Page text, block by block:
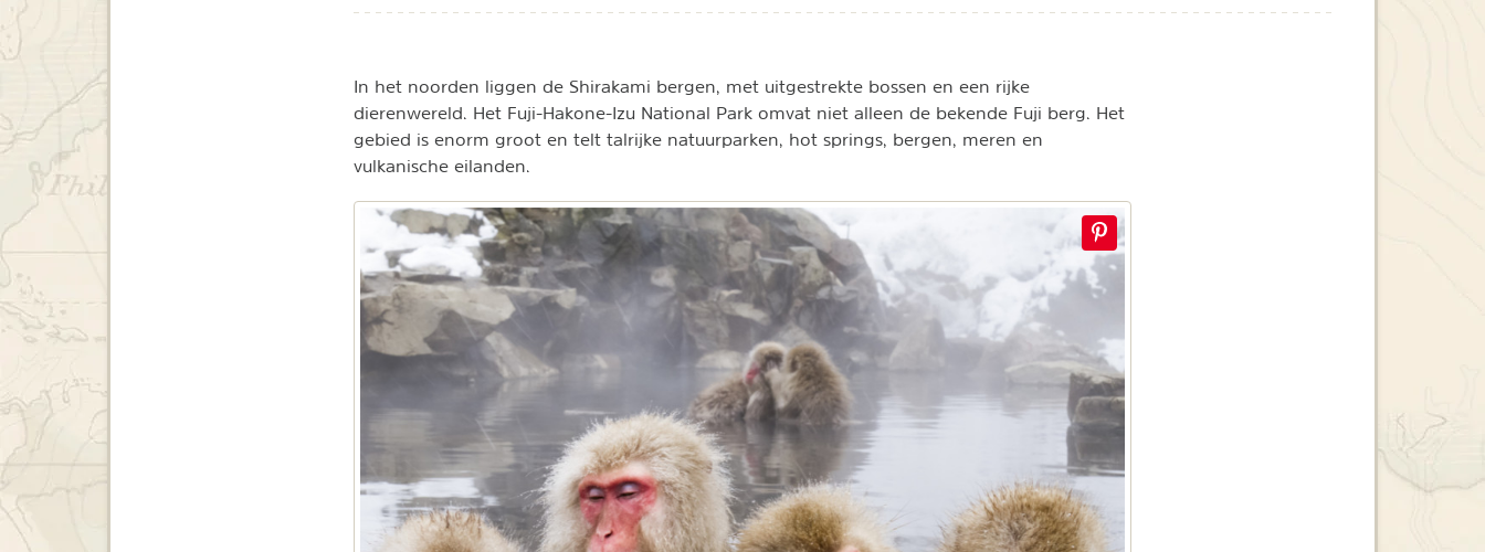
In het noorden liggen de Shirakami bergen, met uitgestrekte bossen en een rijke
dierenwereld. Het Fuji-Hakone-Izu National Park omvat niet alleen de bekende Fuji berg. Het
gebied is enorm groot en telt talrijke natuurparken, hot springs, bergen, meren en
vulkanische eilanden.